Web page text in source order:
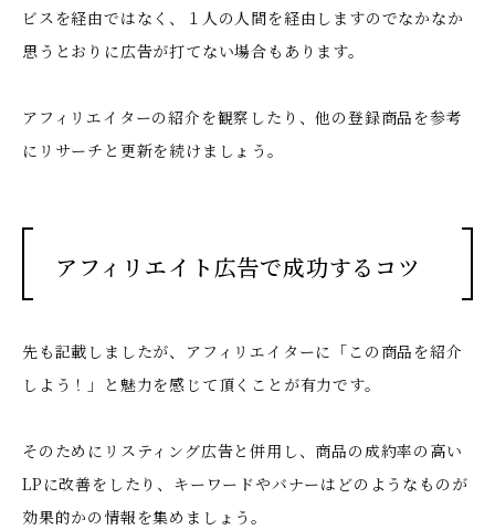
ビスを経由ではなく、１人の人間を経由しますのでなかなか
思うとおりに広告が打てない場合もあります。
アフィリエイターの紹介を観察したり、他の登録商品を参考
にリサーチと更新を続けましょう。
アフィリエイト広告で成功するコツ
先も記載しましたが、アフィリエイターに「この商品を紹介
しよう！」と魅力を感じて頂くことが有力です。
そのためにリスティング広告と併用し、商品の成約率の高い
LPに改善をしたり、キーワードやバナーはどのようなものが
効果的かの情報を集めましょう。